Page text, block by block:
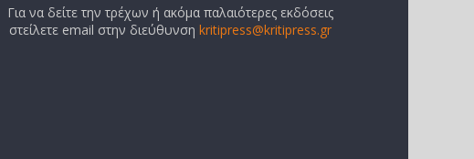
Για να δείτε την τρέχων ή ακόμα παλαιότερες εκδόσεις
στείλετε email στην διεύθυνσηkritipress@kritipress.gr